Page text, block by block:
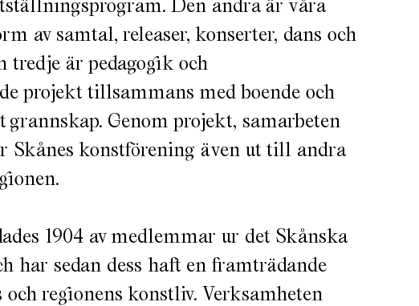
av samtal, releaser, konserter, dans och
tredje är pedagogik och
projekt tillsammans med boende och
Genom projekt, samarbeten
Skånes konstförening även ut till andra
1904 av medlemmar ur det Skånska
har sedan dess haft en framträdande
regionens konstliv. Verksamheten